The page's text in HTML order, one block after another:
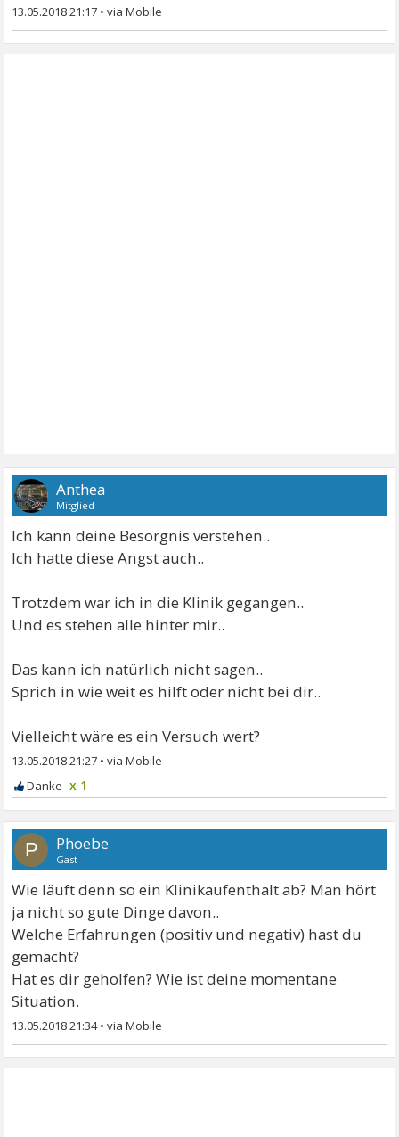
13.05.2018 21:17 •
Anthea
Mitglied
Ich kann deine Besorgnis verstehen..
Ich hatte diese Angst auch..
Trotzdem war ich in die Klinik gegangen..
Und es stehen alle hinter mir..
Das kann ich natürlich nicht sagen..
Sprich in wie weit es hilft oder nicht bei dir..
Vielleicht wäre es ein Versuch wert?
13.05.2018 21:27 •
x 1
P Phoebe
Gast
Wie läuft denn so ein Klinikaufenthalt ab? Man hört
ja nicht so gute Dinge davon..
Welche Erfahrungen (positiv und negativ) hast du
gemacht?
Hat es dir geholfen? Wie ist deine momentane
Situation.
13.05.2018 21:34•